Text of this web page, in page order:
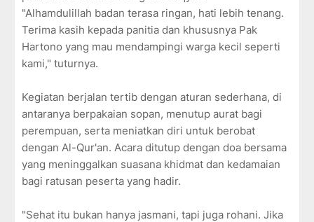
"Alhamdulillah badan terasa ringan, hati lebih tenang.
Terima kasih kepada panitia dan khususnya Pak
Hartono yang mau mendampingi warga kecil seperti
kami," tuturnya.
Kegiatan berjalan tertib dengan aturan sederhana, di
antaranya berpakaian sopan, menutup aurat bagi
perempuan, serta meniatkan diri untuk berobat
dengan Al-Qur'an. Acara ditutup dengan doa bersama
yang meninggalkan suasana khidmat dan kedamaian
bagi ratusan peserta yang hadir.
"Sehat itu bukan hanya jasmani, tapi juga rohani. Jika